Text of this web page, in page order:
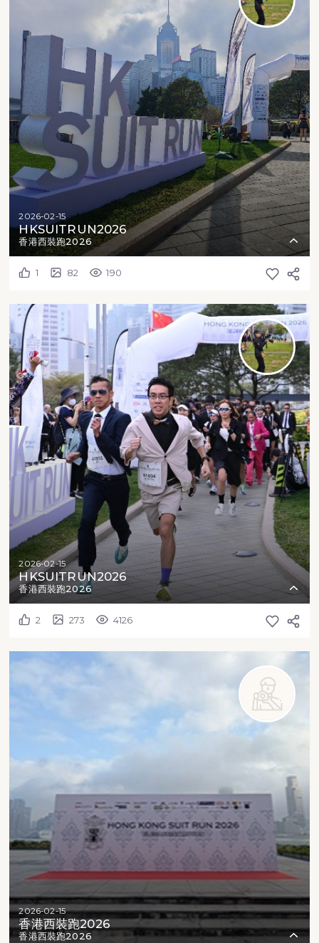
2026-02-15
HKSUITRUN2026
香港西裝跑2026
1 82 190
2026-02-15
HKSUITRUN2026
香港西裝跑2026
2 273 4126
2026-02-15
香港西裝跑2026
香港西裝跑2026